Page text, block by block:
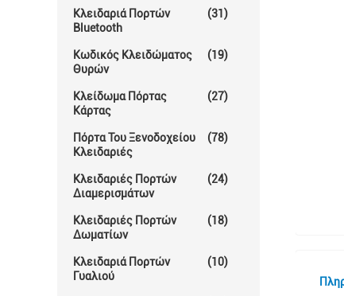
Κλειδαριά Πορτών
Bluetooth
(31)
Κωδικός Κλειδώματος
Θυρών
(19)
Κλείδωμα Πόρτας
Κάρτας
(27)
Πόρτα Του Ξενοδοχείου
Κλειδαριές
(78)
Κλειδαριές Πορτών
Διαμερισμάτων
(24)
Κλειδαριές Πορτών
Δωματίων
(18)
Κλειδαριά Πορτών
Γυαλιού
(10)